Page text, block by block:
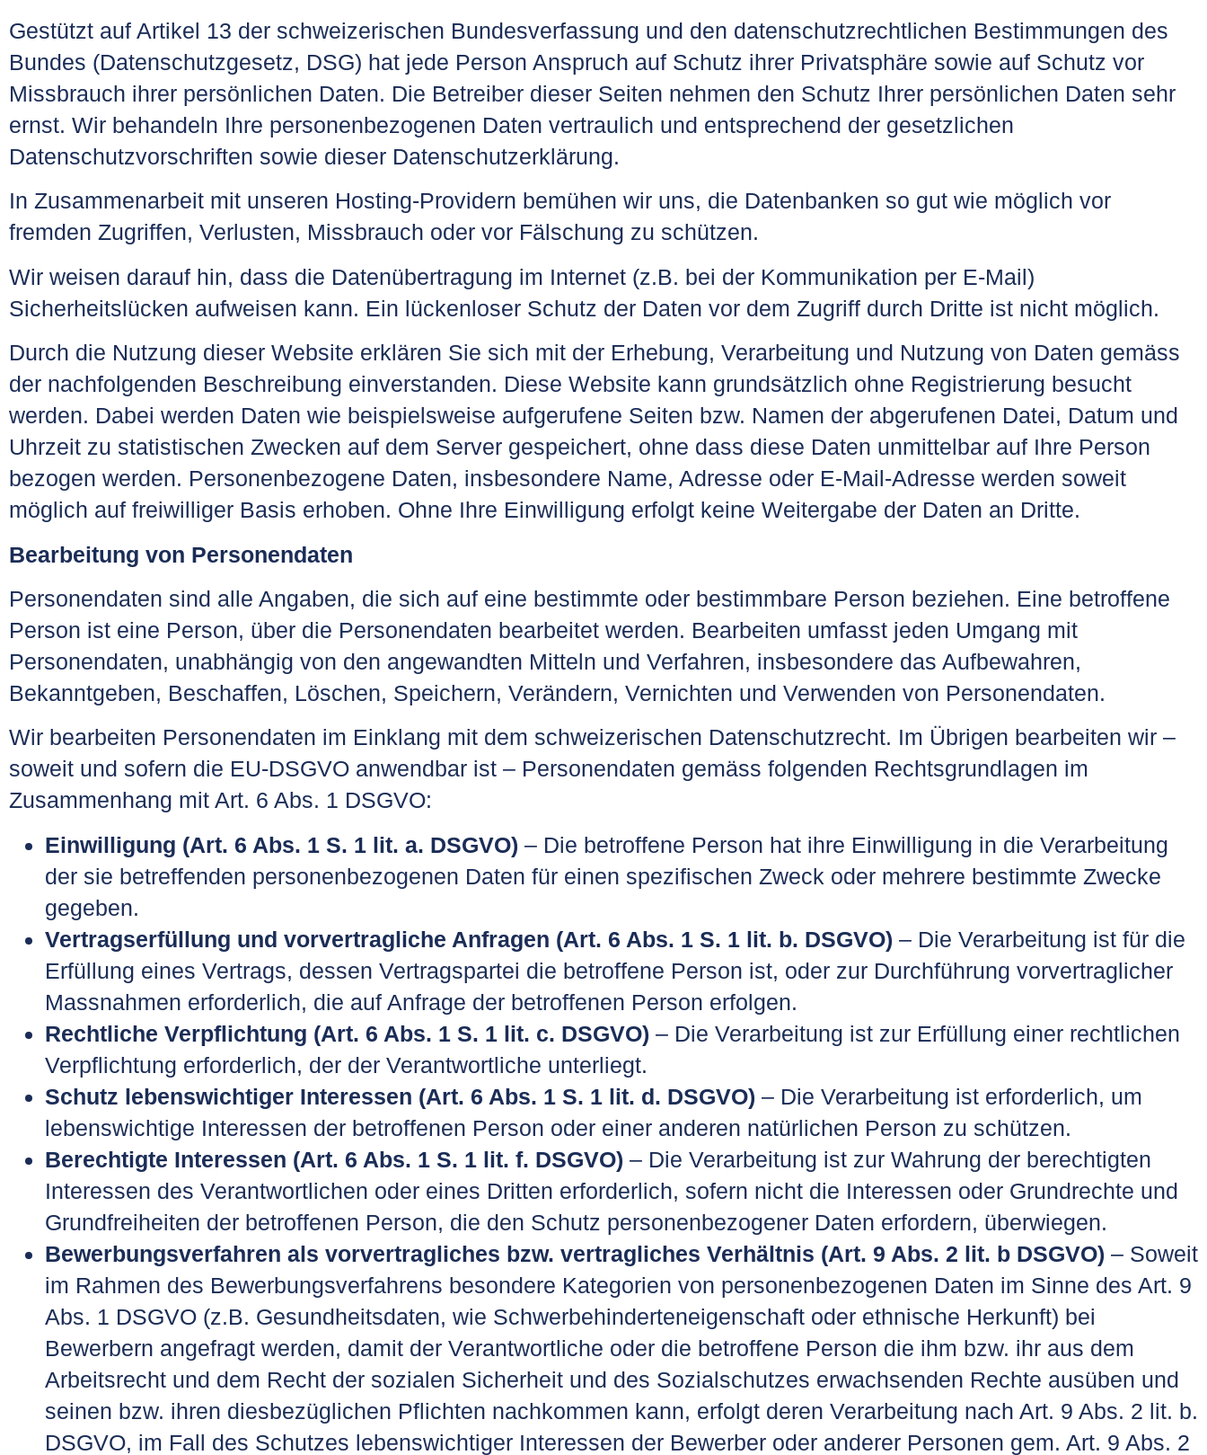
Gestützt auf Artikel 13 der schweizerischen Bundesverfassung und den datenschutzrechtlichen Bestimmungen des
Bundes (Datenschutzgesetz, DSG) hat jede Person Anspruch auf Schutz ihrer Privatsphäre sowie auf Schutz vor
Missbrauch ihrer persönlichen Daten. Die Betreiber dieser Seiten nehmen den Schutz Ihrer persönlichen Daten sehr
ernst. Wir behandeln Ihre personenbezogenen Daten vertraulich und entsprechend der gesetzlichen
Datenschutzvorschriften sowie dieser Datenschutzerklärung.
In Zusammenarbeit mit unseren Hosting-Providern bemühen wir uns, die Datenbanken so gut wie möglich vor
fremden Zugriffen, Verlusten, Missbrauch oder vor Fälschung zu schützen.
Wir weisen darauf hin, dass die Datenübertragung im Internet (z.B. bei der Kommunikation per E-Mail)
Sicherheitslücken aufweisen kann. Ein lückenloser Schutz der Daten vor dem Zugriff durch Dritte ist nicht möglich.
Durch die Nutzung dieser Website erklären Sie sich mit der Erhebung, Verarbeitung und Nutzung von Daten gemäss
der nachfolgenden Beschreibung einverstanden. Diese Website kann grundsätzlich ohne Registrierung besucht
werden. Dabei werden Daten wie beispielsweise aufgerufene Seiten bzw. Namen der abgerufenen Datei, Datum und
Uhrzeit zu statistischen Zwecken auf dem Server gespeichert, ohne dass diese Daten unmittelbar auf Ihre Person
bezogen werden. Personenbezogene Daten, insbesondere Name, Adresse oder E-Mail-Adresse werden soweit
möglich auf freiwilliger Basis erhoben. Ohne Ihre Einwilligung erfolgt keine Weitergabe der Daten an Dritte.
Bearbeitung von Personendaten
Personendaten sind alle Angaben, die sich auf eine bestimmte oder bestimmbare Person beziehen. Eine betroffene
Person ist eine Person, über die Personendaten bearbeitet werden. Bearbeiten umfasst jeden Umgang mit
Personendaten, unabhängig von den angewandten Mitteln und Verfahren, insbesondere das Aufbewahren,
Bekanntgeben, Beschaffen, Löschen, Speichern, Verändern, Vernichten und Verwenden von Personendaten.
Wir bearbeiten Personendaten im Einklang mit dem schweizerischen Datenschutzrecht. Im Übrigen bearbeiten wir –
soweit und sofern die EU-DSGVO anwendbar ist – Personendaten gemäss folgenden Rechtsgrundlagen im
Zusammenhang mit Art. 6 Abs. 1 DSGVO:
Einwilligung (Art. 6 Abs. 1 S. 1 lit. a. DSGVO) – Die betroffene Person hat ihre Einwilligung in die Verarbeitung
der sie betreffenden personenbezogenen Daten für einen spezifischen Zweck oder mehrere bestimmte Zwecke
gegeben.
Vertragserfüllung und vorvertragliche Anfragen (Art. 6 Abs. 1 S. 1 lit. b. DSGVO) – Die Verarbeitung ist für die
Erfüllung eines Vertrags, dessen Vertragspartei die betroffene Person ist, oder zur Durchführung vorvertraglicher
Massnahmen erforderlich, die auf Anfrage der betroffenen Person erfolgen.
Rechtliche Verpflichtung (Art. 6 Abs. 1 S. 1 lit. c. DSGVO) – Die Verarbeitung ist zur Erfüllung einer rechtlichen
Verpflichtung erforderlich, der der Verantwortliche unterliegt.
Schutz lebenswichtiger Interessen (Art. 6 Abs. 1 S. 1 lit. d. DSGVO) – Die Verarbeitung ist erforderlich, um
lebenswichtige Interessen der betroffenen Person oder einer anderen natürlichen Person zu schützen.
Berechtigte Interessen (Art. 6 Abs. 1 S. 1 lit. f. DSGVO) – Die Verarbeitung ist zur Wahrung der berechtigten
Interessen des Verantwortlichen oder eines Dritten erforderlich, sofern nicht die Interessen oder Grundrechte und
Grundfreiheiten der betroffenen Person, die den Schutz personenbezogener Daten erfordern, überwiegen.
Bewerbungsverfahren als vorvertragliches bzw. vertragliches Verhältnis (Art. 9 Abs. 2 lit. b DSGVO) – Soweit
im Rahmen des Bewerbungsverfahrens besondere Kategorien von personenbezogenen Daten im Sinne des Art. 9
Abs. 1 DSGVO (z.B. Gesundheitsdaten, wie Schwerbehinderteneigenschaft oder ethnische Herkunft) bei
Bewerbern angefragt werden, damit der Verantwortliche oder die betroffene Person die ihm bzw. ihr aus dem
Arbeitsrecht und dem Recht der sozialen Sicherheit und des Sozialschutzes erwachsenden Rechte ausüben und
seinen bzw. ihren diesbezüglichen Pflichten nachkommen kann, erfolgt deren Verarbeitung nach Art. 9 Abs. 2 lit. b.
DSGVO, im Fall des Schutzes lebenswichtiger Interessen der Bewerber oder anderer Personen gem. Art. 9 Abs. 2